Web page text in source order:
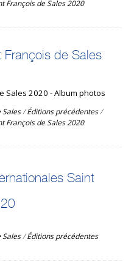
François de Sales 2020
François de Sales
Sales 2020 - Album photos
Sales/Éditions précédentes/
François de Sales 2020
Saint
Sales/Éditions précédentes